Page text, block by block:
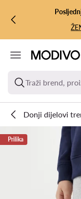
PRIJEĐI NA GLAVNI
PRIJEĐI NA
Traži brend,
Donji dijelovi
Prilika